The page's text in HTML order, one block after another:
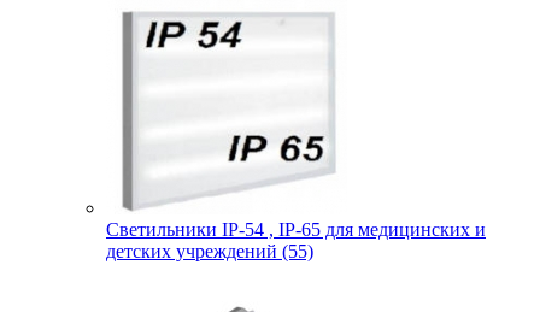
Светильники IP-54 , IP-65 для медицинских и
детских учреждений (55)